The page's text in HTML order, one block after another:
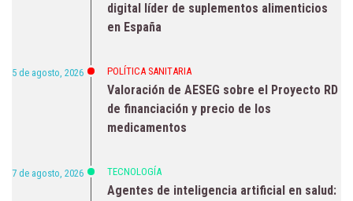
digital líder de suplementos alimenticios
en España
5 de agosto, 2026 POLÍTICA SANITARIA
Valoración de AESEG sobre el Proyecto RD
de financiación y precio de los
medicamentos
7 de agosto, 2026 TECNOLOGÍA
Agentes de inteligencia artificial en salud: